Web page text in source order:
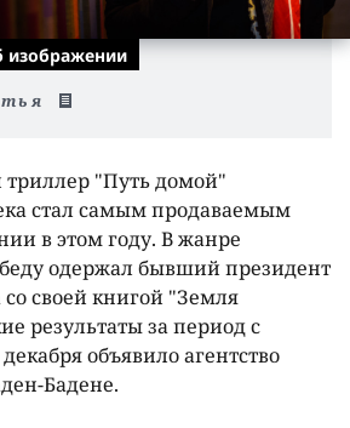
триллер "Путь домой"
стал самым продаваемым
в этом году. В жанре
одержал бывший президент
своей книгой "Земля
результаты за период с
объявило агентство
Бадене.